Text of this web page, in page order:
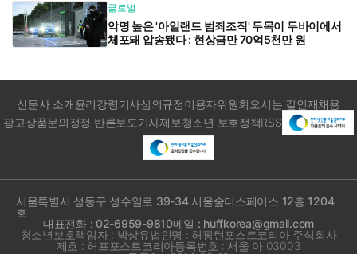
글로벌
악명 높은 '아일랜드 범죄조직' 두목이 두바이에서
체포돼 압송됐다 : 현상금만 70억5천만 원
신문사 소개윤리강령기사심의규정이용자위원회오시는 길인재채용
광고상품문의정정·반론보도기사제보청소년 보호정책RSS
서울특별시 성동구 성수일로 39-34 서울숲더스페이스 12층 1204
호
대표전화 : 02-6959-9810메일 : huffkorea@gmail.com
청소년보호책임자 : 박상유법인명 : 허핑턴포스트코리아 주식회사
제호 : 허프포스트코리아등록번호 : 서울 아 03003